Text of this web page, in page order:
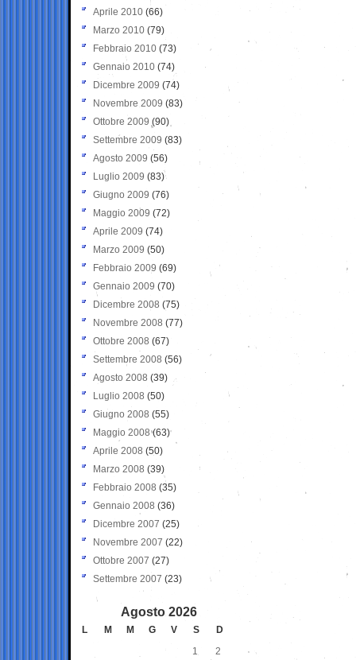
Aprile 2010 (66)
Marzo 2010 (79)
Febbraio 2010 (73)
Gennaio 2010 (74)
Dicembre 2009 (74)
Novembre 2009 (83)
Ottobre 2009 (90)
Settembre 2009 (83)
Agosto 2009 (56)
Luglio 2009 (83)
Giugno 2009 (76)
Maggio 2009 (72)
Aprile 2009 (74)
Marzo 2009 (50)
Febbraio 2009 (69)
Gennaio 2009 (70)
Dicembre 2008 (75)
Novembre 2008 (77)
Ottobre 2008 (67)
Settembre 2008 (56)
Agosto 2008 (39)
Luglio 2008 (50)
Giugno 2008 (55)
Maggio 2008(63)
Aprile 2008 (50)
Marzo 2008 (39)
Febbraio 2008 (35)
Gennaio 2008 (36)
Dicembre 2007 (25)
Novembre 2007 (22)
Ottobre 2007 (27)
Settembre 2007 (23)
Agosto 2026
L M M G V S
D
1
2